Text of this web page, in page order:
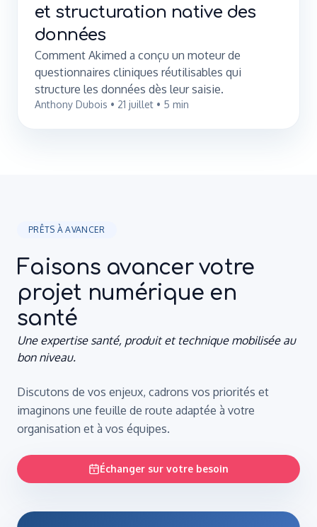
et structuration native des
données
Comment Akimed a conçu un moteur de
questionnaires cliniques réutilisables qui
structure les données dès leur saisie.
Anthony Dubois • 21 juillet • 5 min
PRÊTS À AVANCER
Faisons avancer votre
projet numérique en
santé
Une expertise santé, produit et technique mobilisée au
bon niveau.
Discutons de vos enjeux, cadrons vos priorités et
imaginons une feuille de route adaptée à votre
organisation et à vos équipes.
Échanger sur votre besoin